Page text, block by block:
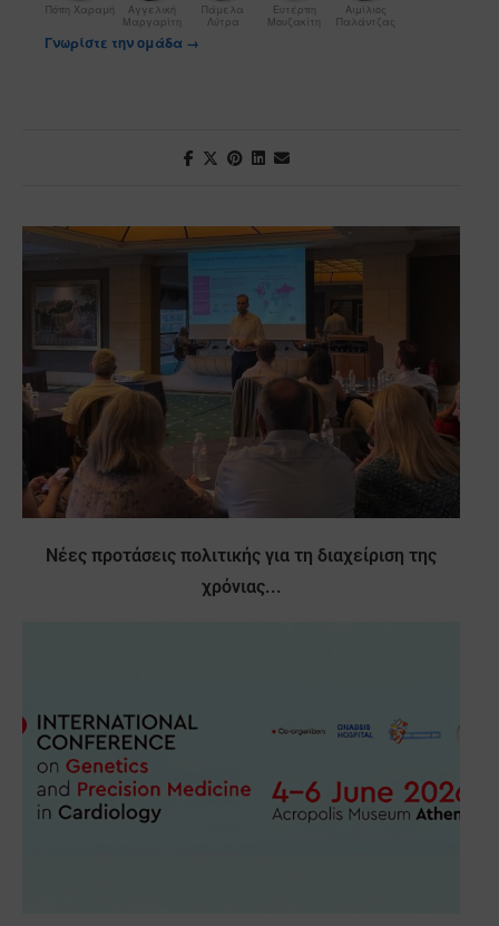
Πόπη Χαραμή
Αγγελική
Μαργαρίτη
Πάμελα
Λύτρα
Ευτέρπη
Μουζακίτη
Αιμίλιος
Παλάντζας
Γνωρίστε την ομάδα →
Νέες προτάσεις πολιτικής για τη διαχείριση της
χρόνιας...